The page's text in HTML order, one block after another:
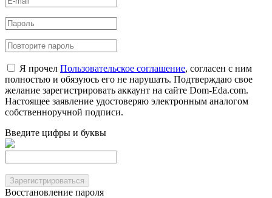
Я прочел Пользовательское соглашение, согласен с ним
полностью и обязуюсь его не нарушать. Подтверждаю свое
желание зарегистрировать аккаунт на сайте Dom-Eda.com.
Настоящее заявление удостоверяю электронным аналогом
собственноручной подписи.
Введите цифры и буквы
Зарегистрироваться
Восстановление пароля